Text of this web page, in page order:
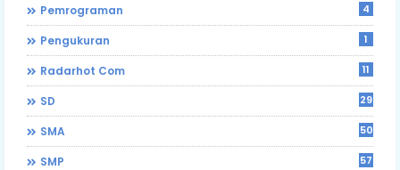
Pemrograman 4
Pengukuran 1
Radarhot Com 11
SD 29
SMA 50
SMP 57